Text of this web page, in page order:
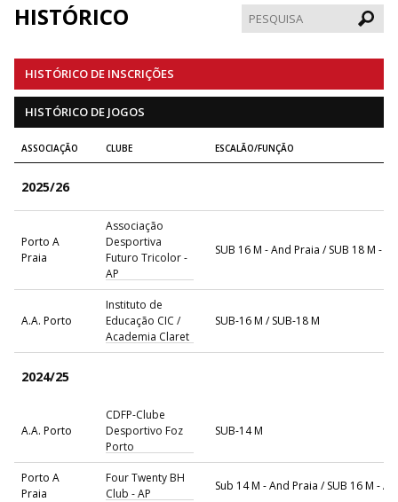
HISTÓRICO
HISTÓRICO DE INSCRIÇÕES
HISTÓRICO DE JOGOS
ASSOCIAÇÃO CLUBE ESCALÃO/FUNÇÃO
2025/26
Porto A
Praia
Associação
Desportiva
Futuro Tricolor -
AP
SUB 16 M - And Praia / SUB 18 M -
A.A. Porto
Instituto de
Educação CIC /
Academia Claret
SUB-16 M / SUB-18 M
2024/25
A.A. Porto
CDFP-Clube
Desportivo Foz
Porto
SUB-14 M
Porto A
Praia
Four Twenty BH
Club - AP
Sub 14 M - And Praia / SUB 16 M -